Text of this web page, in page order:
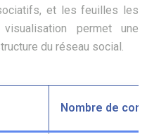
et les feuilles les
permet une
du réseau social.
Nombre de